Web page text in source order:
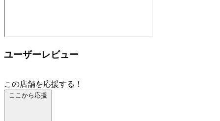
ユーザーレビュー
この店舗を応援する！
ここから応援